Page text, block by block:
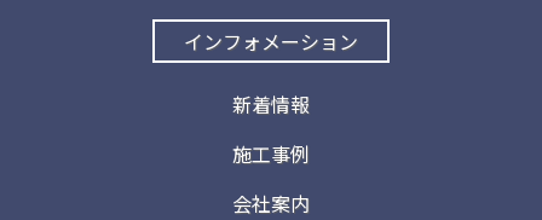
インフォメーション
新着情報
施工事例
会社案内